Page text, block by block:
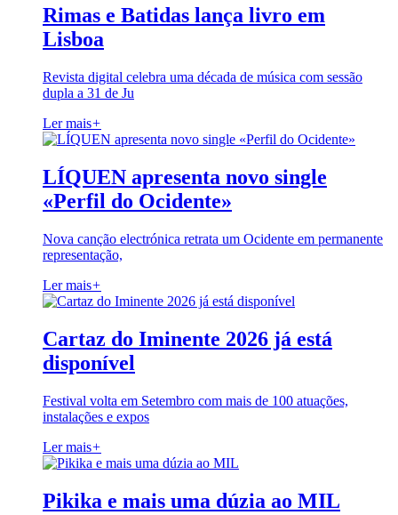
Rimas e Batidas lança livro em
Lisboa
Revista digital celebra uma década de música com sessão
dupla a 31 de Ju
Ler mais+
LÍQUEN apresenta novo single
«Perfil do Ocidente»
Nova canção electrónica retrata um Ocidente em permanente
representação,
Ler mais+
Cartaz do Iminente 2026 já está
disponível
Festival volta em Setembro com mais de 100 atuações,
instalações e expos
Ler mais+
Pikika e mais uma dúzia ao MIL